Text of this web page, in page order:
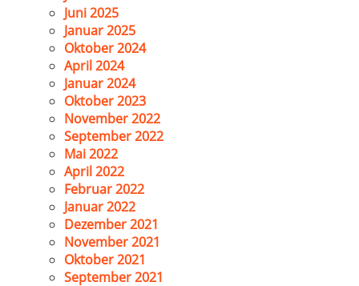
Juni 2025
Januar 2025
Oktober 2024
April 2024
Januar 2024
Oktober 2023
November 2022
September 2022
Mai 2022
April 2022
Februar 2022
Januar 2022
Dezember 2021
November 2021
Oktober 2021
September 2021